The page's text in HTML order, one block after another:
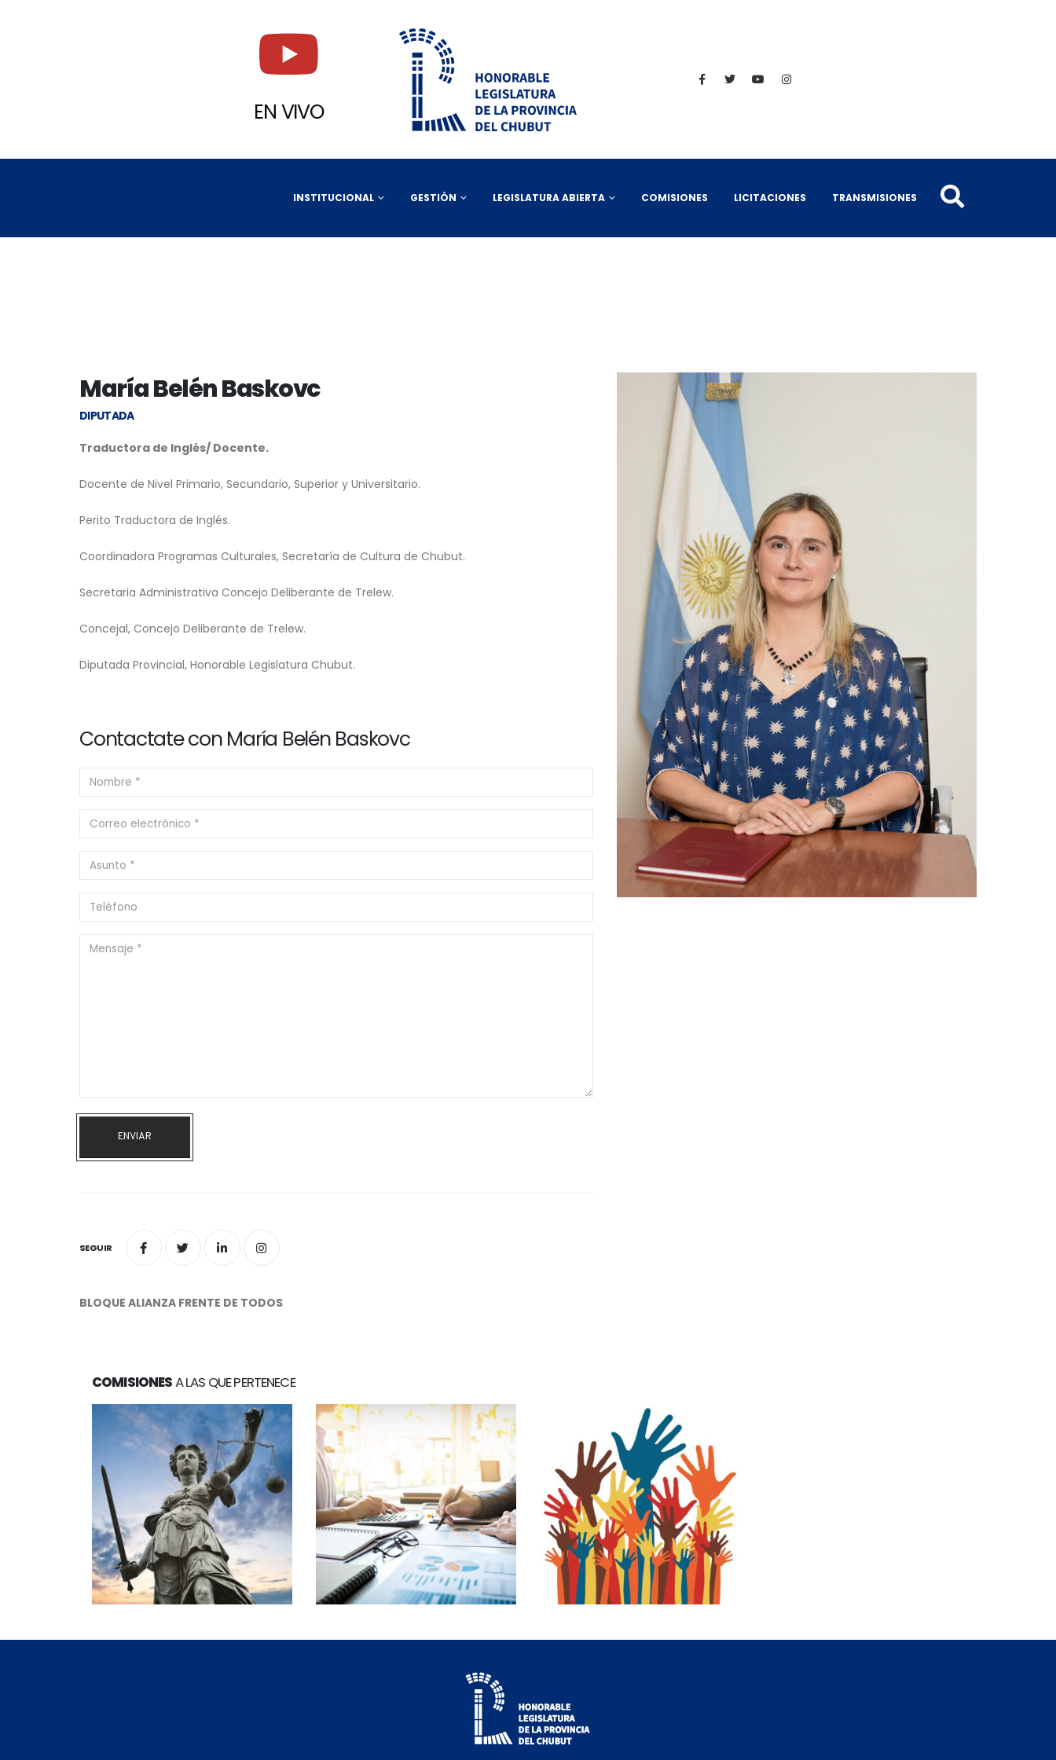
EN VIVO
INSTITUCIONAL GESTIÓN LEGISLATURA ABIERTA COMISIONES LICITACIONES TRANSMISIONES
María Belén Baskovc
DIPUTADA
Traductora de Inglés/ Docente.
Docente de Nivel Primario, Secundario, Superior y Universitario.
Perito Traductora de Inglés.
Coordinadora Programas Culturales, Secretaría de Cultura de Chubut.
Secretaria Administrativa Concejo Deliberante de Trelew.
Concejal, Concejo Deliberante de Trelew.
Diputada Provincial, Honorable Legislatura Chubut.
Contactate con María Belén Baskovc
ENVIAR
SEGUIR
BLOQUE ALIANZA FRENTE DE TODOS
COMISIONESA LAS QUE PERTENECE